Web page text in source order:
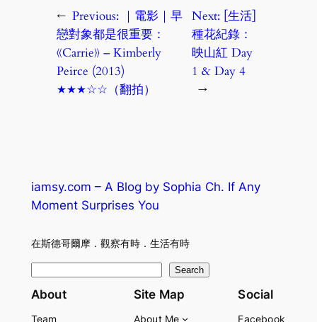
← Previous: ｜電影｜早
戀對象都是很重要：
《Carrie》 – Kimberly
Peirce (2013)
★★★☆☆（翻拍）
Next: [生活]
種花紀錄：
映山紅 Day
1 & Day 4
→
iamsy.com – A Blog by Sophia Ch. If Any
Moment Surprises You
在斯德哥爾摩．觀察有時．生活有時
e
Search
About
Team
Site Map
About Me
Social
Facebook